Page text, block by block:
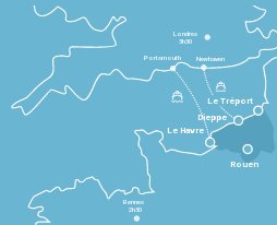
Le Havre
Dieppe
Le Tréport
Rennes
2h30
Londres
3h30
Newhaven
Portsmouth
Rouen